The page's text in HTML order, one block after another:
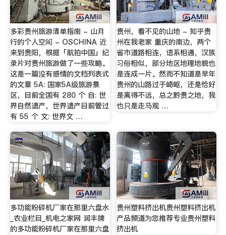
多彩贵州旅游清单指南 - 山月
行的个人空间 - OSCHINA 近
来到贵阳，根据「航拍中国」纪
录片对贵州旅游做了一些攻略。
这是一篇没有感情的文档列表式
的文章 5A: 国家5A级旅游景
区，目前全国有 280 个 自: 世
界自然遗产，世界遗产目前管过
有 55 个 文: 世界文 …
贵州，看不见的山地 - 知乎贵
州在我老家 重庆的南边，两个
省市道路相连，语系相通，汉族
习俗相似，部分地区地理地貌也
是连成一片。然而不知道是早年
贵州的山路过于崎岖，还是恰好
是离得不远，总之黔贵之地，我
也只是走马观 …
多功能粉碎机厂家在那里六盘水
_农业栏目_机电之家网 润丰牌
的多功能粉碎机厂家在那里六盘
贵州塑料挤出机贵州塑料挤出机
产品频道为您推荐专业贵州塑料
挤出机